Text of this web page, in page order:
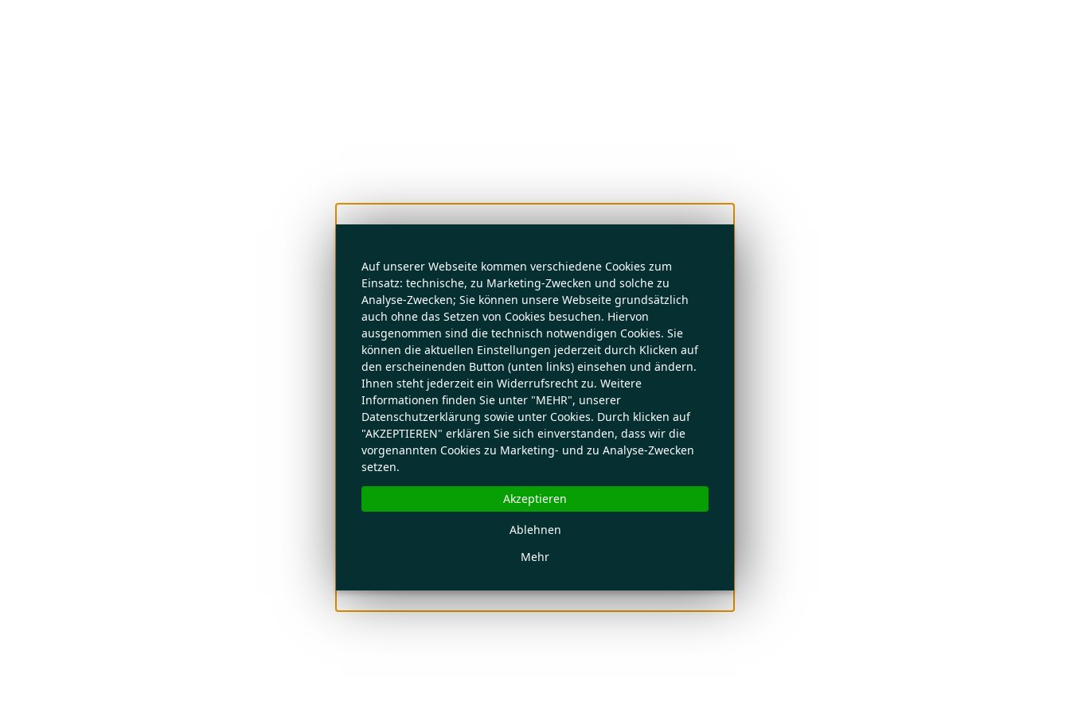
Auf unserer Webseite kommen verschiedene Cookies zum
Einsatz: technische, zu Marketing-Zwecken und solche zu
Analyse-Zwecken; Sie können unsere Webseite grundsätzlich
auch ohne das Setzen von Cookies besuchen. Hiervon
ausgenommen sind die technisch notwendigen Cookies. Sie
können die aktuellen Einstellungen jederzeit durch Klicken auf
den erscheinenden Button (unten links) einsehen und ändern.
Ihnen steht jederzeit ein Widerrufsrecht zu. Weitere
Informationen finden Sie unter "MEHR", unserer
Datenschutzerklärung sowie unter Cookies. Durch klicken auf
"AKZEPTIEREN" erklären Sie sich einverstanden, dass wir die
vorgenannten Cookies zu Marketing- und zu Analyse-Zwecken
setzen.
Mehr
Ablehnen
Akzeptieren